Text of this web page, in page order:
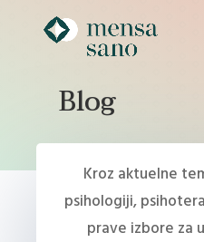
Blog
Kroz aktuelne
psihologiji,
prave izbore za